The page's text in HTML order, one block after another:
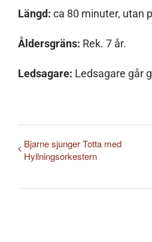
Längd: ca 80 minuter, utan
Åldersgräns: Rek. 7 år.
Ledsagare: Ledsagare går
Bjarne sjunger Totta med
Hyllningsorkestern